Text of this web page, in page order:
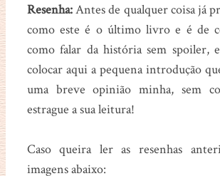
Resenha:Antes de qualquer coisa já
como este é o último livro e é de
como falar da história sem spoiler,
colocar aqui a pequena introdução
uma breve opinião minha, sem
estrague a sua leitura!
Caso queira ler as resenhas
imagens abaixo: